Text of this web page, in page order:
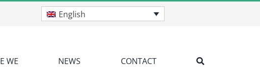
English
WE NEWS CONTACT